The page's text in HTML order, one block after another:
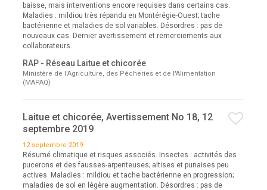
baisse, mais interventions encore requises dans certains cas.
Maladies : mildiou très répandu en Montérégie-Ouest; tache
bactérienne et maladies de sol variables. Désordres : pas de
nouveaux cas. Dernier avertissement et remerciements aux
collaborateurs.
RAP - Réseau Laitue et chicorée
Ministère de l'Agriculture, des Pêcheries et de l'Alimentation
(MAPAQ)
Laitue et chicorée, Avertissement No 18, 12
septembre 2019
12 septembre 2019
Résumé climatique et risques associés. Insectes : activités des
pucerons et des fausses-arpenteuses; altises et punaises peu
actives. Maladies : mildiou et tache bactérienne en progression;
maladies de sol en légère augmentation. Désordres : pas de